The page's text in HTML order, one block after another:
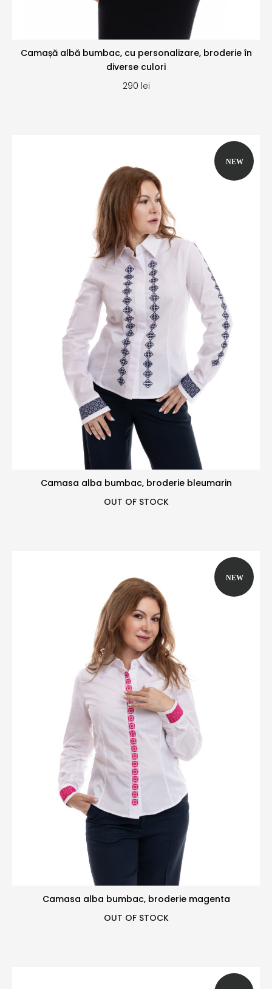
Camașă albă bumbac, cu personalizare, broderie în
diverse culori
290 lei
Camasa alba bumbac, broderie bleumarin
OUT OF STOCK
Camasa alba bumbac, broderie magenta
OUT OF STOCK